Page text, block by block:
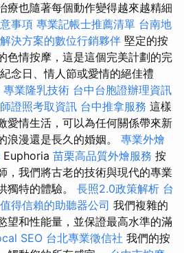
療也隨著每個動作變得越來越精細
事項 專業記帳士推薦清單 台南地
決方案的數位行銷夥伴 堅定的按
色情按摩，這是這個完美計劃的完
念日、情人節或愛情的絕佳禮
專業隆乳技術 台中台胞證辦理資訊
證照考取資訊 台中推拿服務 這樣
愛情生活，可以為任何關係帶來新
浪漫還是長久的婚姻。 專業外燴
Euphoria 苗栗高品質外燴服務 按
，我們將古老的技術與現代的專業
獨特的體驗。 長照2.0政策解析 台
值得信賴的助聽器公司 我們複雜的
望和性能量，並保證最高水準的滿
SEO 台北專業徵信社 我們的按